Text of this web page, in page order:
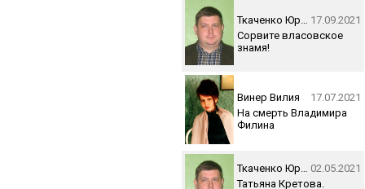
Ткаченко Юрий 17.09.2021
Сорвите власовское
знамя!
Винер Вилия
17.07.2021
На смерть Владимира
Филина
Ткаченко Юрий 02.05.2021
Татьяна Кретова.